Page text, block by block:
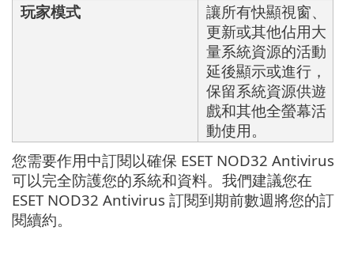
玩家模式
讓所有快顯視窗、
更新或其他佔用大
量系統資源的活動
延後顯示或進行，
保留系統資源供遊
戲和其他全螢幕活
動使用。
您需要作用中訂閱以確保 ESET NOD32 Antivirus
可以完全防護您的系統和資料。我們建議您在
ESET NOD32 Antivirus 訂閱到期前數週將您的訂
閱續約。